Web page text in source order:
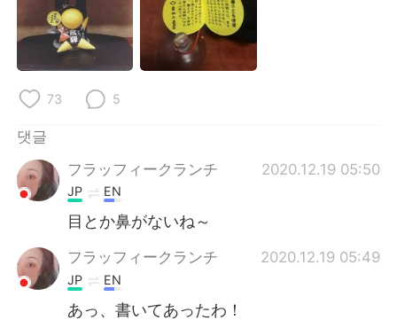
Deutsch 日本語
Русский ไทย
Indonesia
Türkçe
Português
73 5
댓글
フラッフィークランチ
2020.12.19 05:50
JP EN
目とか鼻がないね～
フラッフィークランチ 2020.12.19 05:49
JP EN
あっ、書いてあったわ！